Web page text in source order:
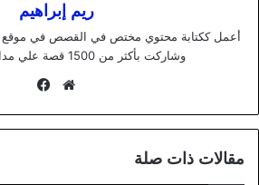
ريم إبراهيم
وشاركت بأكثر من 1500 قصة علي مدار سنين عملي.
موقع
مقالات ذات صلة